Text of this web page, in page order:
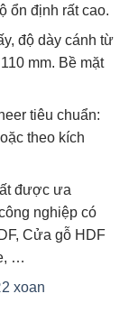
ổn định rất cao.
độ dày cánh từ
mm. Bề mặt
tiêu chuẩn:
theo kích
được ưa
nghiệp có
Cửa gỗ HDF
…